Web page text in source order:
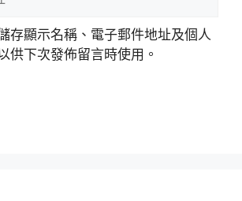
存顯示名稱、電子郵件地址及個人
供下次發佈留言時使用。